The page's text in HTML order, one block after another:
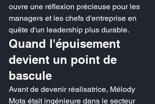
ouvre une réflexion précieuse pour les
managers et les chefs d'entreprise en
quête d'un leadership plus durable.
Quand l'épuisement
devient un point de
bascule
Avant de devenir réalisatrice, Mélody
Mota était ingénieure dans le secteur